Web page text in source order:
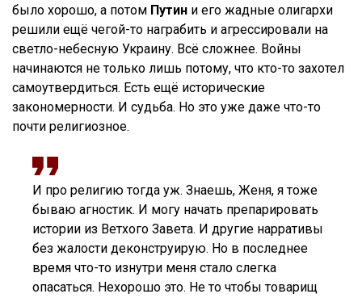
было хорошо, а потом Путин и его жадные олигархи
решили ещё чегой-то награбить и агрессировали на
светло-небесную Украину. Всё сложнее. Войны
начинаются не только лишь потому, что кто-то захотел
самоутвердиться. Есть ещё исторические
закономерности. И судьба. Но это уже даже что-то
почти религиозное.
И про религию тогда уж. Знаешь, Женя, я тоже
бываю агностик. И могу начать препарировать
истории из Ветхого Завета. И другие нарративы
без жалости деконструирую. Но в последнее
время что-то изнутри меня стало слегка
опасаться. Нехорошо это. Не то чтобы товарищ